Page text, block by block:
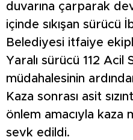
duvarına çarparak
içinde sıkışan sürücü
Belediyesi itfaiye
Yaralı sürücü 112 Acil
müdahalesinin
Kaza sonrası asit
önlem amacıyla kaza
sevk edildi.